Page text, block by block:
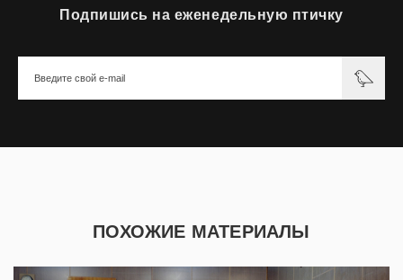
Подпишись на еженедельную птичку
ПОХОЖИЕ МАТЕРИАЛЫ